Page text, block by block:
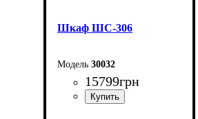
Шкаф ШС-306
30032
15799грн